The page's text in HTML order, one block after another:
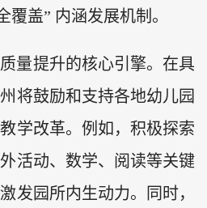
覆盖” 内涵发展机制。
量提升的核心引擎。在具
将鼓励和支持各地幼儿园
学改革。例如，积极探索
活动、数学、阅读等关键
发园所内生动力。同时，